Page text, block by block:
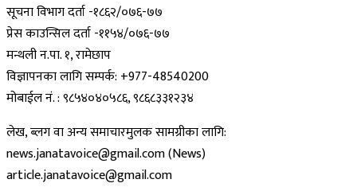
सूचना विभाग दर्ता -१८६२/०७६-७७
प्रेस काउन्सिल दर्ता -११५४/०७६-७७
मन्थली न.पा. १, रामेछाप
विज्ञापनका लागि सम्पर्क: +977-48540200
मोबाईल नं. : ९८५४०४०५८६, ९८६८३३१२३४
लेख, ब्लग वा अन्य समाचारमुलक सामग्रीका लागि:
news.janatavoice@gmail.com (News)
article.janatavoice@gmail.com